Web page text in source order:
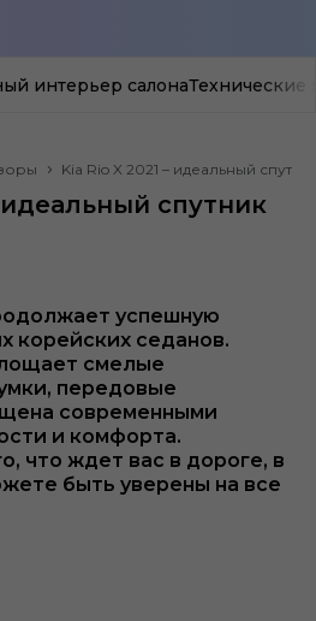
интерьер салонаТехнические
Kia Rio X 2021 – идеальный
идеальный спутник
успешную
корейских седанов.
смелые
передовые
современными
и комфорта.
что ждет вас в дороге, в
быть уверены на все